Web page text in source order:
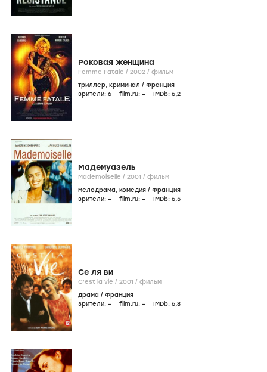
Роковая женщина
Femme Fatale / 2002 / фильм
триллер, криминал / Франция
зрители: 6 film.ru: – IMDb: 6,2
Мадемуазель
Mademoiselle / 2001 / фильм
мелодрама, комедия / Франция
зрители: – film.ru: – IMDb: 6,5
Се ля ви
C'est la vie / 2001 / фильм
драма / Франция
зрители: – film.ru: – IMDb: 6,8